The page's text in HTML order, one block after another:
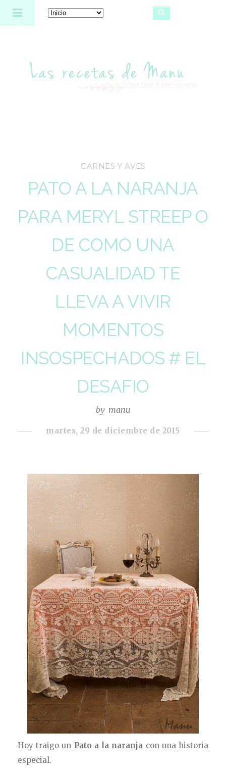
Las recetas de Manu
CARNES Y AVES
PATO A LA NARANJA
PARA MERYL STREEP O
DE COMO UNA
CASUALIDAD TE
LLEVA A VIVIR
MOMENTOS
INSOSPECHADOS # EL
DESAFIO
by manu
martes, 29 de diciembre de 2015
Hoy traigo un Pato a la naranja con una historia
especial.